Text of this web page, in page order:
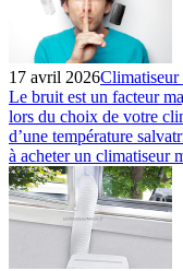
17 avril 2026
Le bruit est un facteur
lors du choix de votre
d’une température
à acheter un climatiseur